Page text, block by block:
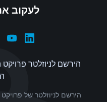
לעקוב
הירשם לניוזלטר של